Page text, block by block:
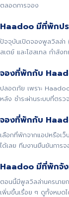
ตลอดการจอง
Haadoo มีที่พักปร
ปัจจุบันเปิดจองพูลวิลล่า
สเตย์ และโฮสเทล กำลัง
จองที่พักกับ
ปลอดภัย เพราะ
หลัง ชำระผ่านระบบที่ตร
จองที่พักกับ
เลือกที่พักจากแอปหรือเ
ได้เลย ทีมงานยืนยันการ
Haadoo มีที่พักจั
ตอนนี้มีพูลวิลล่านครนาย
เพิ่มขึ้นเรื่อย ๆ ดูทั้งหมด